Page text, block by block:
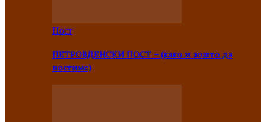
Пост
ПЕТРОВДЕНСКИ ПОСТ – (како и зошто да
постиме)